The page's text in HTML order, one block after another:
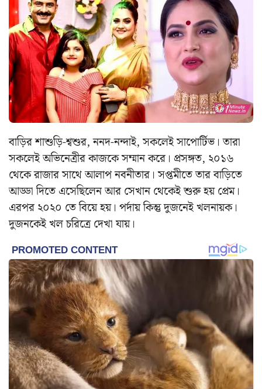
বাড়ির শাশুড়ি-শ্বশুর, ননদ-নন্দাই, সকলেই সাপোর্টিভ। তারা
সকলেই অভিনেত্রীর কাজকে সম্মান করে। প্রসঙ্গত, ২০১৬
থেকে রাজার সাথে আলাপ নবনীতার। সপ্তমীতে তার বাড়িতে
আড্ডা দিতে এসেছিলেন আর সেখান থেকেই শুরু হয় প্রেম।
এরপর ২০২০ তে বিয়ে হয়। পর্দায় কিন্তু দুজনেই খলনায়ক।
দুজনকেই খল চরিত্রে দেখা যায়।